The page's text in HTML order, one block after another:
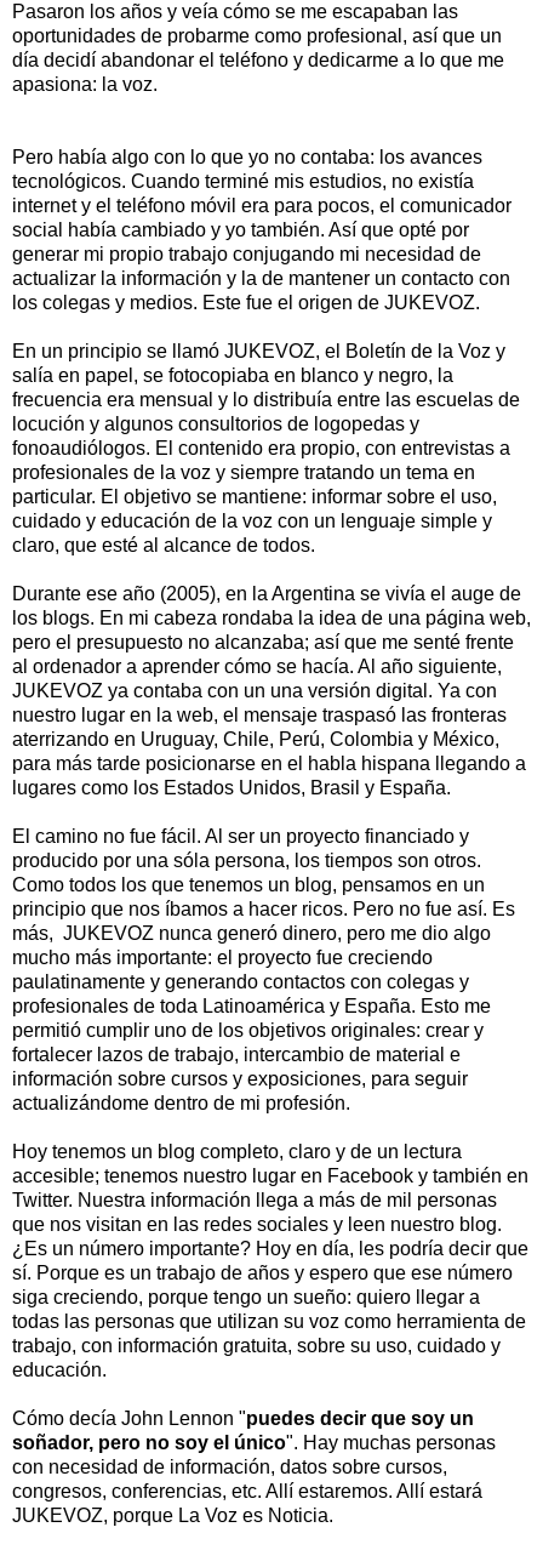
Pasaron los años y veía cómo se me escapaban las
oportunidades de probarme como profesional, así que un
día decidí abandonar el teléfono y dedicarme a lo que me
apasiona: la voz.
Pero había algo con lo que yo no contaba: los avances
tecnológicos. Cuando terminé mis estudios, no existía
internet y el teléfono móvil era para pocos, el comunicador
social había cambiado y yo también. Así que opté por
generar mi propio trabajo conjugando mi necesidad de
actualizar la información y la de mantener un contacto con
los colegas y medios. Este fue el origen de JUKEVOZ.
En un principio se llamó JUKEVOZ, el Boletín de la Voz y
salía en papel, se fotocopiaba en blanco y negro, la
frecuencia era mensual y lo distribuía entre las escuelas de
locución y algunos consultorios de logopedas y
fonoaudiólogos. El contenido era propio, con entrevistas a
profesionales de la voz y siempre tratando un tema en
particular. El objetivo se mantiene: informar sobre el uso,
cuidado y educación de la voz con un lenguaje simple y
claro, que esté al alcance de todos.
Durante ese año (2005), en la Argentina se vivía el auge de
los blogs. En mi cabeza rondaba la idea de una página web,
pero el presupuesto no alcanzaba; así que me senté frente
al ordenador a aprender cómo se hacía. Al año siguiente,
JUKEVOZ ya contaba con un una versión digital. Ya con
nuestro lugar en la web, el mensaje traspasó las fronteras
aterrizando en Uruguay, Chile, Perú, Colombia y México,
para más tarde posicionarse en el habla hispana llegando a
lugares como los Estados Unidos, Brasil y España.
El camino no fue fácil. Al ser un proyecto financiado y
producido por una sóla persona, los tiempos son otros.
Como todos los que tenemos un blog, pensamos en un
principio que nos íbamos a hacer ricos. Pero no fue así. Es
más, JUKEVOZ nunca generó dinero, pero me dio algo
mucho más importante: el proyecto fue creciendo
paulatinamente y generando contactos con colegas y
profesionales de toda Latinoamérica y España. Esto me
permitió cumplir uno de los objetivos originales: crear y
fortalecer lazos de trabajo, intercambio de material e
información sobre cursos y exposiciones, para seguir
actualizándome dentro de mi profesión.
Hoy tenemos un blog completo, claro y de un lectura
accesible; tenemos nuestro lugar en Facebook y también en
Twitter. Nuestra información llega a más de mil personas
que nos visitan en las redes sociales y leen nuestro blog.
¿Es un número importante? Hoy en día, les podría decir que
sí. Porque es un trabajo de años y espero que ese número
siga creciendo, porque tengo un sueño: quiero llegar a
todas las personas que utilizan su voz como herramienta de
trabajo, con información gratuita, sobre su uso, cuidado y
educación.
Cómo decía John Lennon "puedes decir que soy un
soñador, pero no soy el único". Hay muchas personas
con necesidad de información, datos sobre cursos,
congresos, conferencias, etc. Allí estaremos. Allí estará
JUKEVOZ, porque La Voz es Noticia.